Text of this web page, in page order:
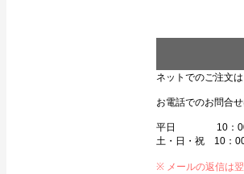
ネットでのご注文
お電話でのお問合
平日 10：00
土・日・祝 10：
※ メールの返信は